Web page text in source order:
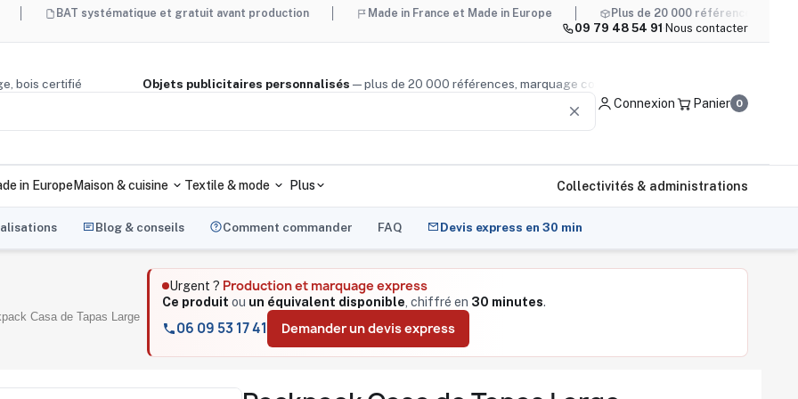
systématique et gratuit avant production Made in France et Made in Europe
Plus de 20 000 références, marquage
09 79 48 54 91 · Nous contacter
liège, bois certifié Objets publicitaires personnalisés — plus de 20 000 références, marquage compris
clear Connexion Panier 0
in EuropeMaison & cuisine Textile & mode Plus Collectivités & administrations
Blog & conseils Comment commander FAQ Devis express en 30 min
Casa de Tapas Large
Urgent ? Production et marquage express
Ce produit ou un équivalent disponible, chiffré en 30 minutes.
06 09 53 17 41 Demander un devis express